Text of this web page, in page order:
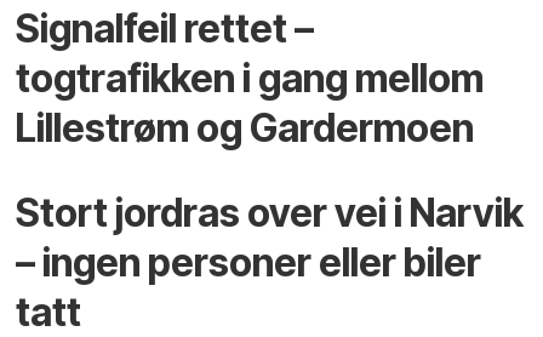
Signalfeil rettet –
togtrafikken i gang mellom
Lillestrøm og Gardermoen
Stort jordras over vei i Narvik
– ingen personer eller biler
tatt